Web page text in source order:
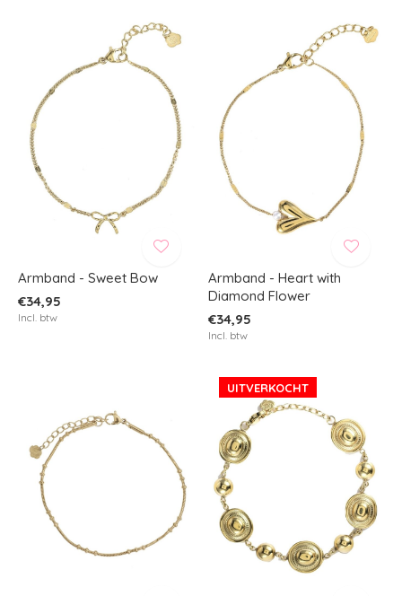
Armband - Sweet Bow
€34,95
Incl. btw
Armband - Heart with
Diamond Flower
€34,95
Incl. btw
UITVERKOCHT